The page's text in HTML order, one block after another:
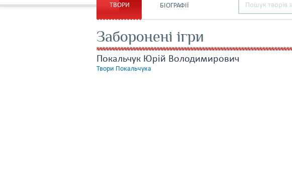
ТВОРИ БІОГРАФІЇ
Заборонені ігри
Покальчук Юрій Володимирович
Твори Покальчука